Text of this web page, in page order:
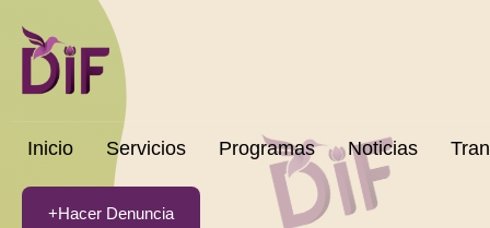
Inicio Servicios Programas Noticias
+Hacer Denuncia